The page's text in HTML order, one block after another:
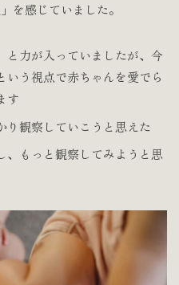
を感じていました。
と力が入っていましたが、今
いう視点で赤ちゃんを愛でら
す
り観察していこうと思えた
、もっと観察してみようと思